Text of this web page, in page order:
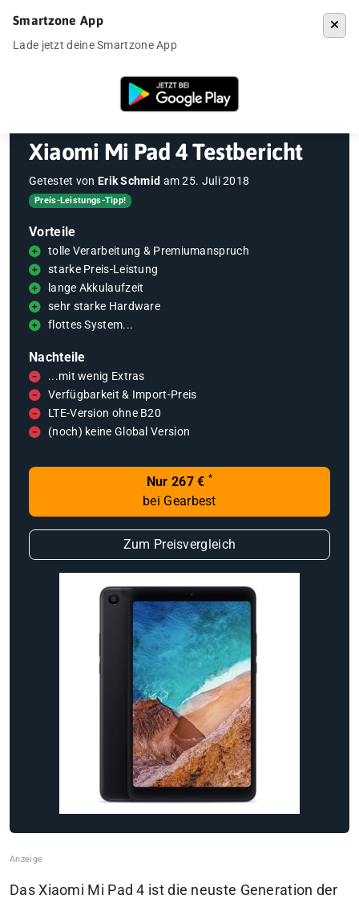
»Xiaomi Mi Pad 4 Testbericht
Xiaomi Mi Pad 4 Testbericht
Getestet von Erik Schmid am25. Juli 2018
Preis-Leistungs-Tipp!
Vorteile
tolle Verarbeitung & Premiumanspruch
starke Preis-Leistung
lange Akkulaufzeit
sehr starke Hardware
flottes System...
Nachteile
...mit wenig Extras
Verfügbarkeit & Import-Preis
LTE-Version ohne B20
(noch) keine Global Version
Nur 267 € *
bei Gearbest
Zum Preisvergleich
Das Xiaomi Mi Pad 4 ist die neuste Generation der
Smartzone App
Lade jetzt deine Smartzone App